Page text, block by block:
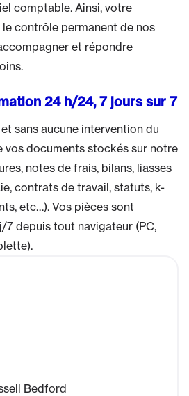
comptable. Ainsi, votre
contrôle permanent de nos
et répondre
24 h/24, 7 jours sur 7
sans aucune intervention du
vos documents stockés sur notre
notes de frais, bilans, liasses
contrats de travail, statuts, k-
etc…). Vos pièces sont
depuis tout navigateur (PC,
Bedford